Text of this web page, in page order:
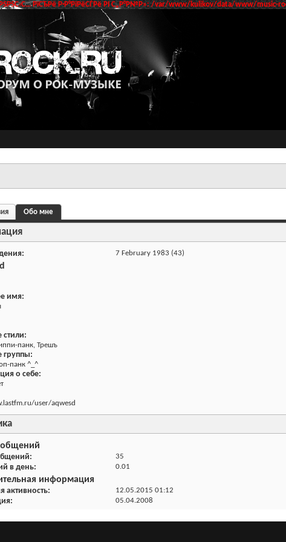
РїСЂРё Р·Р°РїРёСЃРё РІ С„Р°Р№Р»: /var/www/kulikov/data/www/
Обо мне
7 February 1983 (43)
имя:
панк, Трешъ
панк ^_^
о себе:
user/aqwesd
35
в день 0.01
информация
активность 12.05.2015 01:12
05.04.2008